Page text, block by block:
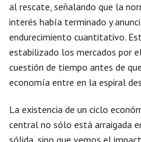
al rescate, señalando que la
interés había terminado y
endurecimiento cuantitativo.
estabilizado los mercados por
cuestión de tiempo antes de
economía entre en la espiral
La existencia de un ciclo
central no sólo está arraigada